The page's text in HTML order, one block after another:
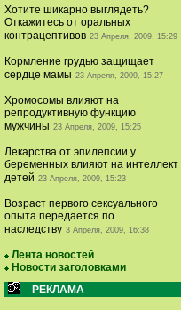
Хотите шикарно выглядеть?
Откажитесь от оральных
контрацептивов 23 Апреля, 2009, 15:29
Кормление грудью защищает
сердце мамы 23 Апреля, 2009, 15:27
Хромосомы влияют на
репродуктивную функцию
мужчины 23 Апреля, 2009, 15:25
Лекарства от эпилепсии у
беременных влияют на интеллект
детей 23 Апреля, 2009, 15:23
Возраст первого сексуального
опыта передается по
наследству 3 Апреля, 2009, 16:38
Лента новостей
Новости заголовками
РЕКЛАМА